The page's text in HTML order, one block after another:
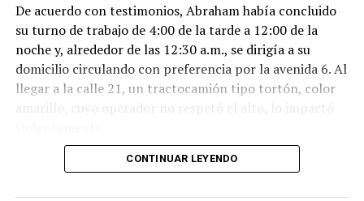
De acuerdo con testimonios, Abraham había concluido
su turno de trabajo de 4:00 de la tarde a 12:00 de la
noche y, alrededor de las 12:30 a.m., se dirigía a su
domicilio circulando con preferencia por la avenida 6. Al
llegar a la calle 21, un tractocamión tipo tortón, color
amarillo, cuyo operador no respetó el alto, lo impactó
El conductor, identificado como Adán “N.”, de
CONTINUAR LEYENDO